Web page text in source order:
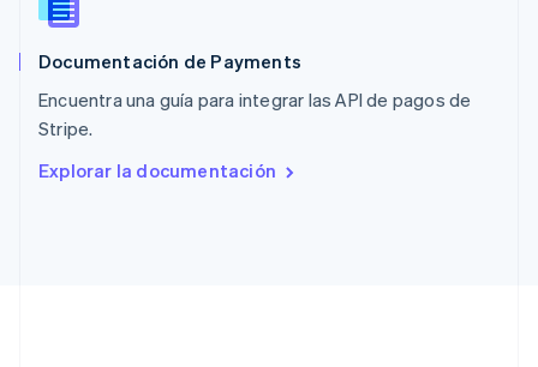
Documentación de Payments
Encuentra una guía para integrar las API de pagos de
Stripe.
Explorar la documentación
RAE de Hong Kong, China
Reino Unido
República Checa
English
English